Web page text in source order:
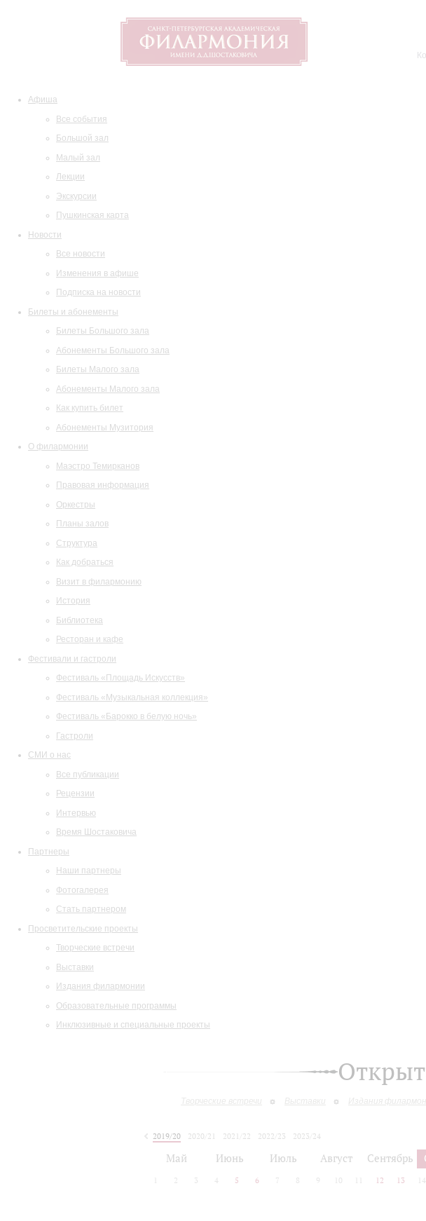
Афиша
Все события
Большой зал
Малый зал
Лекции
Экскурсии
Пушкинская карта
Новости
Все новости
Изменения в афише
Подписка на новости
Билеты и абонементы
Билеты Большого зала
Абонементы Большого зала
Билеты Малого зала
Абонементы Малого зала
Как купить билет
Абонементы Музитория
О филармонии
Маэстро Темирканов
Правовая информация
Оркестры
Планы залов
Структура
Как добраться
Визит в филармонию
История
Библиотека
Ресторан и кафе
Фестивали и гастроли
Фестиваль «Площадь Искусств»
Фестиваль «Музыкальная коллекция»
Фестиваль «Барокко в белую ночь»
Гастроли
СМИ о нас
Все публикации
Рецензии
Интервью
Время Шостаковича
Партнеры
Наши партнеры
Фотогалерея
Стать партнером
Просветительские проекты
Творческие встречи
Выставки
Издания филармонии
Образовательные программы
Инклюзивные и специальные проекты
Творческие встречи Выставки Издания
2019/20 2020/21 2021/22 2022/23
2023/24
Май Июнь Июль Август Сентябрь
2 3 4 5 6 7 8 9 10 12 13 14